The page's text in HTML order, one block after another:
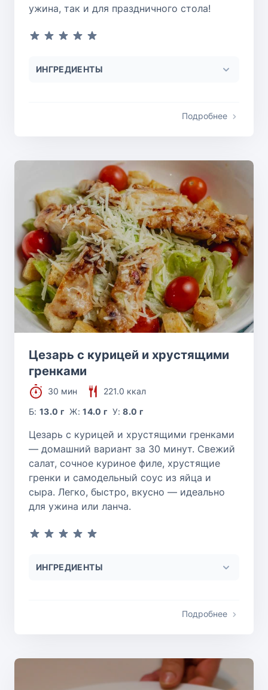
ужина, так и для праздничного стола!
ИНГРЕДИЕНТЫ
Подробнее
Цезарь с курицей и хрустящими
гренками
30 мин
221.0 ккал
Б:13.0 г Ж:14.0 г У:8.0 г
Цезарь с курицей и хрустящими гренками
— домашний вариант за 30 минут. Свежий
салат, сочное куриное филе, хрустящие
гренки и самодельный соус из яйца и
сыра. Легко, быстро, вкусно — идеально
для ужина или ланча.
ИНГРЕДИЕНТЫ
Подробнее